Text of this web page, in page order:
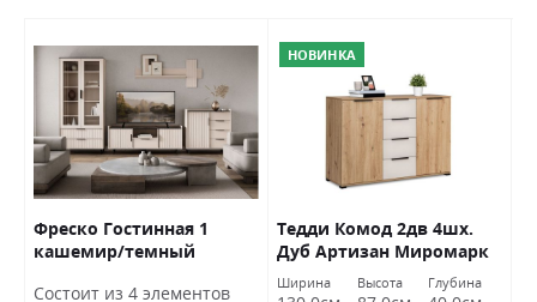
Фреско Гостинная 1
кашемир/темный
Состоит из 4 элементов
НОВИНКА
Тедди Комод 2дв 4шх.
Дуб Артизан Миромарк
Ширина Высота Глубина